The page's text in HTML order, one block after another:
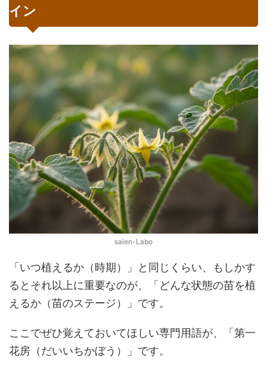
イン
saien-Labo
「いつ植えるか（時期）」と同じくらい、もしかす
るとそれ以上に重要なのが、「どんな状態の苗を植
えるか（苗のステージ）」です。
ここでぜひ覚えておいてほしい専門用語が、「第一
花房（だいいちかぼう）」です。